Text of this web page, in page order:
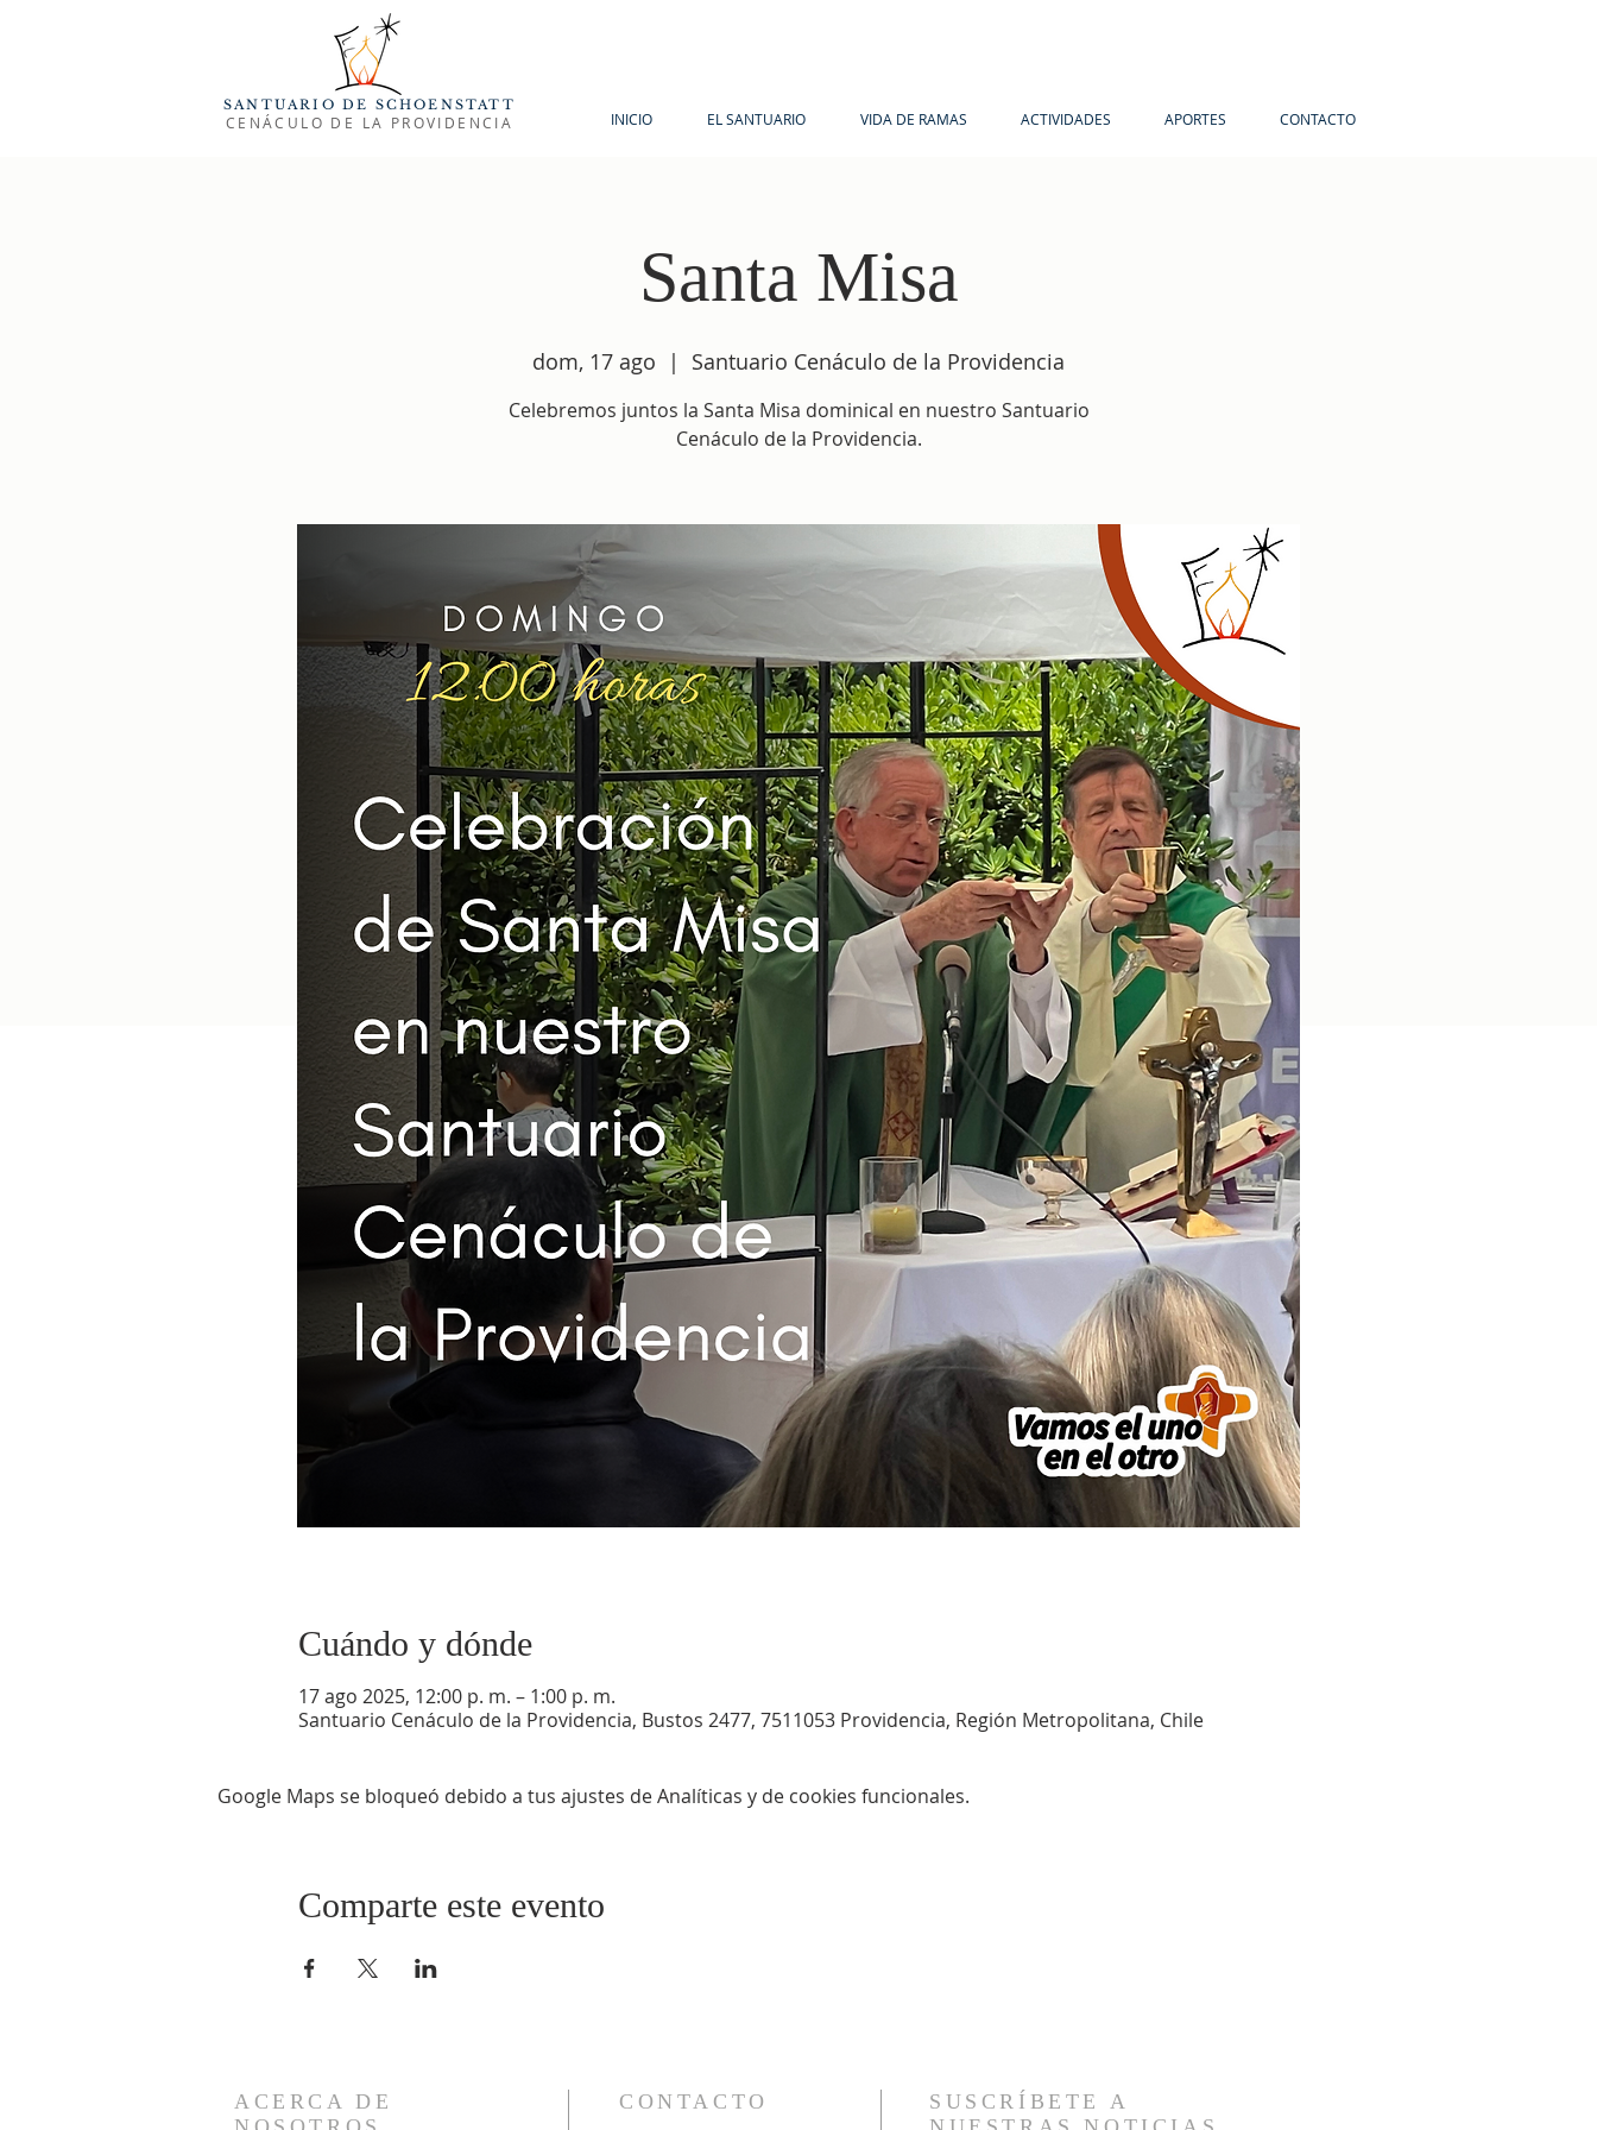
SANTUARIO DE SCHOENSTATT
CENÁCULO DE LA PROVIDENCIA INICIO EL SANTUARIO VIDA DE RAMAS ACTIVIDADES APORTES CONTACTO
Santa Misa
dom, 17 ago
  |
Santuario Cenáculo de la Providencia
Celebremos juntos la Santa Misa dominical en nuestro Santuario
Cenáculo de la Providencia.
Cuándo y dónde
17 ago 2025, 12:00 p. m. – 1:00 p. m.
Santuario Cenáculo de la Providencia, Bustos 2477, 7511053 Providencia, Región Metropolitana, Chile
Google Maps se bloqueó debido a tus ajustes de Analíticas y de cookies funcionales.
Comparte este evento
ACERCA DE
CONTACTO
SUSCRÍBETE A